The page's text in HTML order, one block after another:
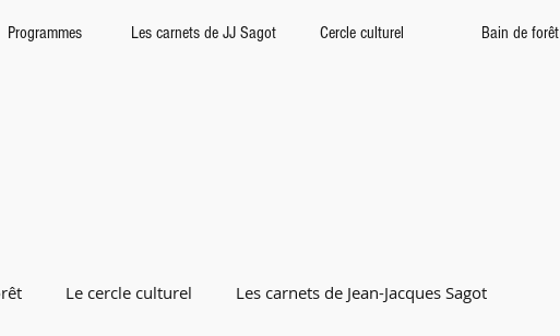
Programmes Les carnets de JJ Sagot Cercle culturel Bain de forêt
Le cercle culturel Les carnets de Jean-Jacques Sagot